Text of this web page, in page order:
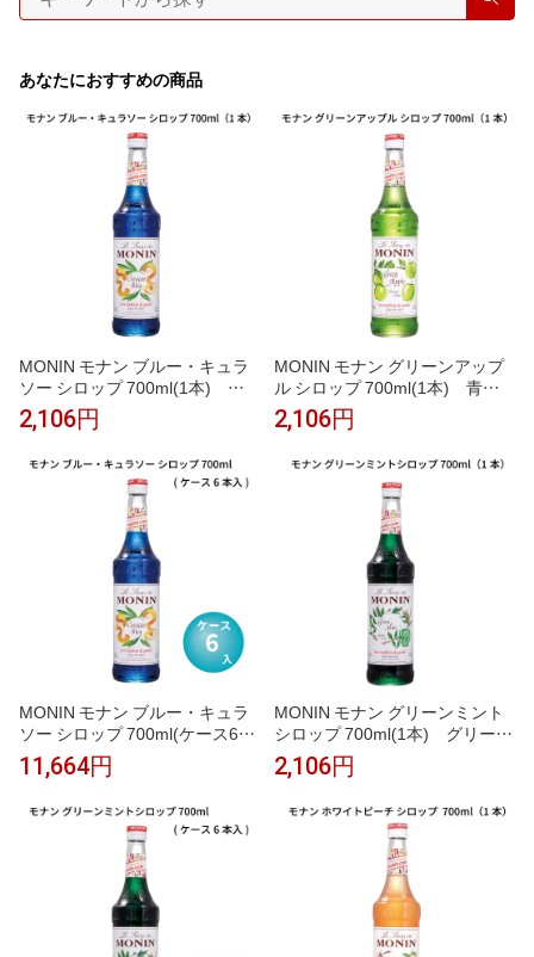
あなたにおすすめの商品
MONIN モナン ブルー・キュラ
ソー シロップ 700ml(1本) ブ
ルーキュラソー 青 オレンジ風味
ブルーハワイ かき氷 ソーダ イ
テル モクテル 割り材 業務用 フ
レーバーシロップ
2,106円
MONIN モナン グリーンアップ
ル シロップ 700ml(1本) 青リ
ンゴ グリーンアップル みずみず
しい かき氷 ソーダ ノンアルコ
り材 業務用 カフェ フレーバー
2,106円
MONIN モナン ブルー・キュラ
ソー シロップ 700ml(ケース6本
入) ブルーキュラソー 青 オレ
ンジ風味 ブルーハワイ かき氷
ールカクテル モクテル 割り材
業務用 フレーバーシロップ
11,664円
MONIN モナン グリーンミント
シロップ 700ml(1本) グリーン
ミント ミント モヒート チョコ
ミント かき氷 ソーダ ノンアル
業務用 フレーバーシロップ
2,106円